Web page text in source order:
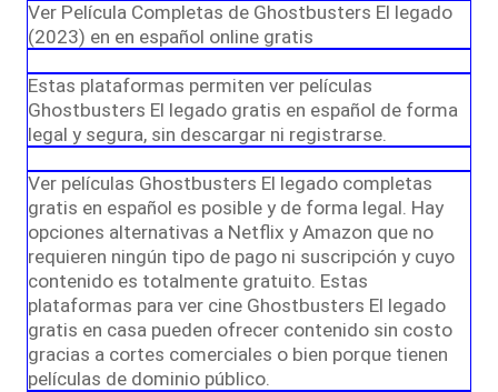
Ver Película Completas de Ghostbusters El legado
(2023) en en español online gratis
Estas plataformas permiten ver películas
Ghostbusters El legado gratis en español de forma
legal y segura, sin descargar ni registrarse.
Ver películas Ghostbusters El legado completas
gratis en español es posible y de forma legal. Hay
opciones alternativas a Netflix y Amazon que no
requieren ningún tipo de pago ni suscripción y cuyo
contenido es totalmente gratuito. Estas
plataformas para ver cine Ghostbusters El legado
gratis en casa pueden ofrecer contenido sin costo
gracias a cortes comerciales o bien porque tienen
películas de dominio público.